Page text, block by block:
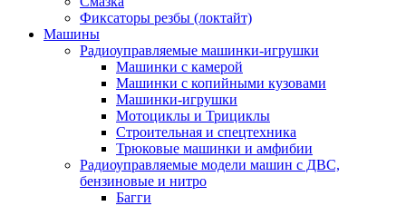
Фиксаторы резбы (локтайт)
Машины
Радиоуправляемые машинки-игрушки
Машинки с камерой
Машинки с копийными кузовами
Машинки-игрушки
Мотоциклы и Трициклы
Строительная и спецтехника
Трюковые машинки и амфибии
Радиоуправляемые модели машин с ДВС,
бензиновые и нитро
Багги